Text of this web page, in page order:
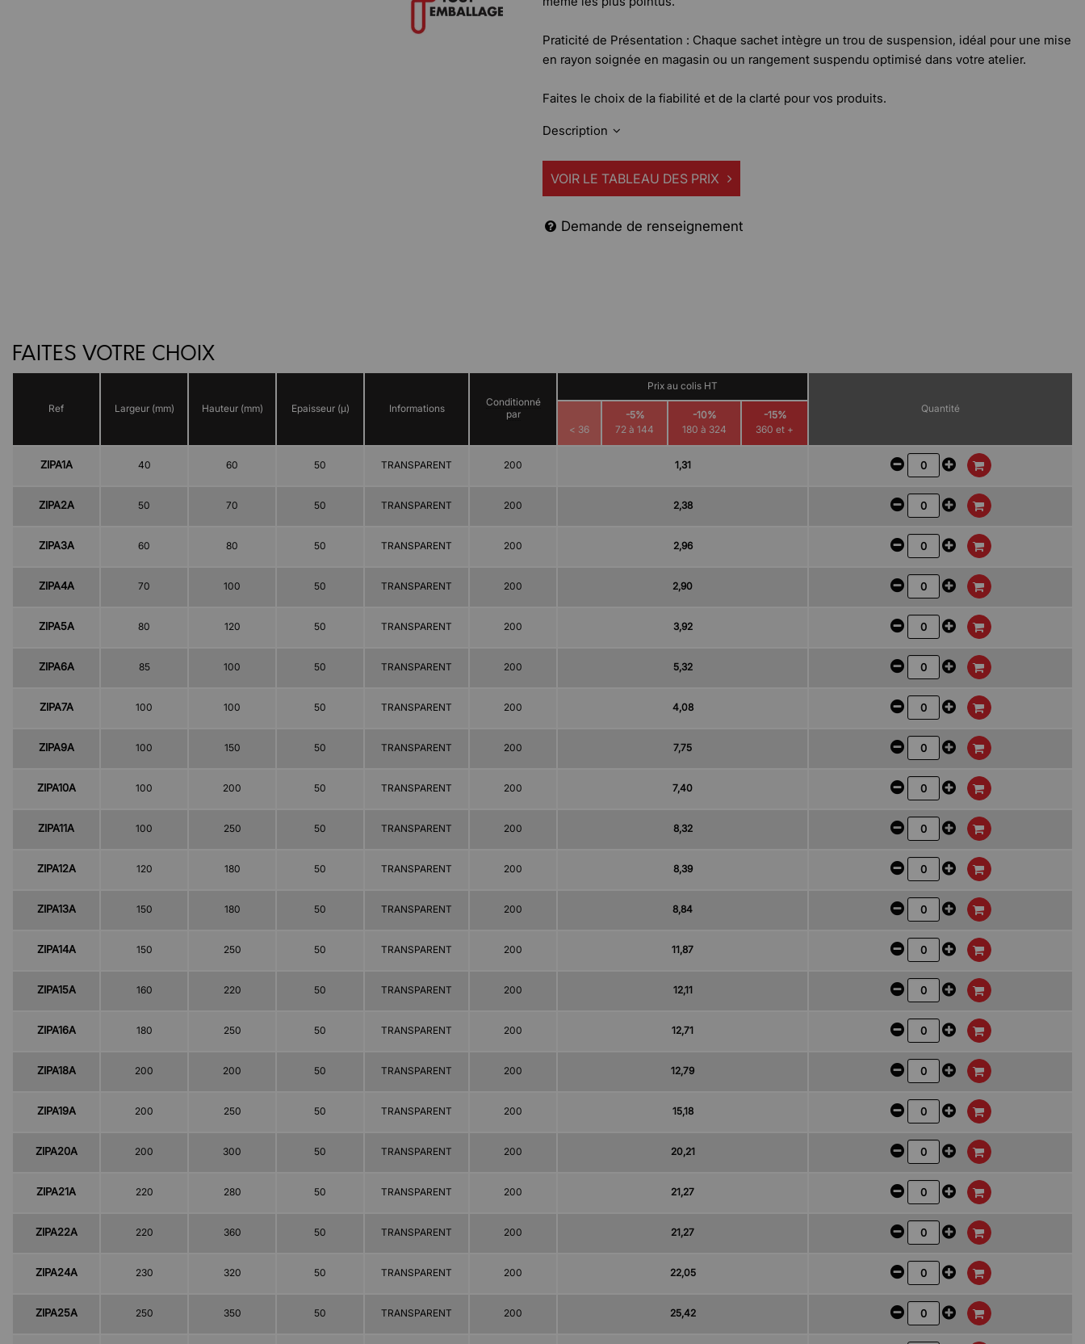
Praticité de Présentation : Chaque sachet intègre un trou de suspension, idéal pour une mise
en rayon soignée en magasin ou un rangement suspendu optimisé dans votre atelier.
Faites le choix de la fiabilité et de la clarté pour vos produits.
Description
VOIR LE TABLEAU DES PRIX
Demande de renseignement
FAITES VOTRE CHOIX
Ref Largeur (mm) Hauteur (mm) Epaisseur (µ) Informations
Conditionné
par
Prix au colis HT
Quantité
< 36
-5%
72 à 144
-10%
180 à 324
-15%
360 et +
ZIPA1A 40 60 50 TRANSPARENT 200 1,31
ZIPA2A 50 70 50 TRANSPARENT 200 2,38
ZIPA3A 60 80 50 TRANSPARENT 200 2,96
ZIPA4A 70 100 50 TRANSPARENT 200 2,90
ZIPA5A 80 120 50 TRANSPARENT 200 3,92
ZIPA6A 85 100 50 TRANSPARENT 200 5,32
ZIPA7A 100 100 50 TRANSPARENT 200 4,08
ZIPA9A 100 150 50 TRANSPARENT 200 7,75
ZIPA10A 100 200 50 TRANSPARENT 200 7,40
ZIPA11A 100 250 50 TRANSPARENT 200 8,32
ZIPA12A 120 180 50 TRANSPARENT 200 8,39
ZIPA13A 150 180 50 TRANSPARENT 200 8,84
ZIPA14A 150 250 50 TRANSPARENT 200 11,87
ZIPA15A 160 220 50 TRANSPARENT 200 12,11
ZIPA16A 180 250 50 TRANSPARENT 200 12,71
ZIPA18A 200 200 50 TRANSPARENT 200 12,79
ZIPA19A 200 250 50 TRANSPARENT 200 15,18
ZIPA20A 200 300 50 TRANSPARENT 200 20,21
ZIPA21A 220 280 50 TRANSPARENT 200 21,27
ZIPA22A 220 360 50 TRANSPARENT 200 21,27
ZIPA24A 230 320 50 TRANSPARENT 200 22,05
ZIPA25A 250 350 50 TRANSPARENT 200 25,42